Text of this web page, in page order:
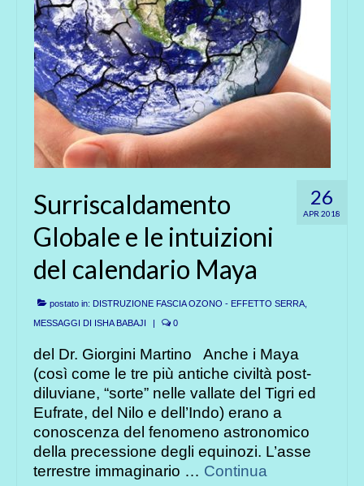
26
APR 2018
Surriscaldamento
Globale e le intuizioni
del calendario Maya
postato in: DISTRUZIONE FASCIA OZONO - EFFETTO SERRA
MESSAGGI DI ISHA BABAJI
| 0
del Dr. Giorgini Martino Anche i Maya
(così come le tre più antiche civiltà post-
diluviane, “sorte” nelle vallate del Tigri ed
Eufrate, del Nilo e dell’Indo) erano a
conoscenza del fenomeno astronomico
della precessione degli equinozi. L’asse
terrestre immaginario … Continua